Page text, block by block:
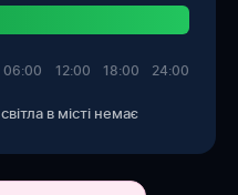
06:00 12:00 18:00 24:00
світла в місті немає